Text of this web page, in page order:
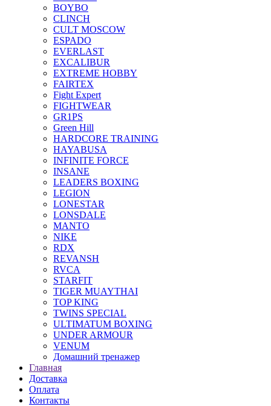
BOYBO
CLINCH
CULT MOSCOW
ESPADO
EVERLAST
EXCALIBUR
EXTREME HOBBY
FAIRTEX
Fight Expert
FIGHTWEAR
GR1PS
Green Hill
HARDCORE TRAINING
HAYABUSA
INFINITE FORCE
INSANE
LEADERS BOXING
LEGION
LONESTAR
LONSDALE
MANTO
NIKE
RDX
REVANSH
RVCA
STARFIT
TIGER MUAYTHAI
TOP KING
TWINS SPECIAL
ULTIMATUM BOXING
UNDER ARMOUR
VENUM
Домашний тренажер
Главная
Доставка
Оплата
Контакты